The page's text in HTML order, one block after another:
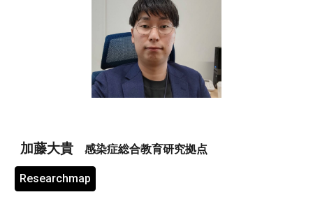
加藤大貴 感染症総合教育研究拠点
Researchmap